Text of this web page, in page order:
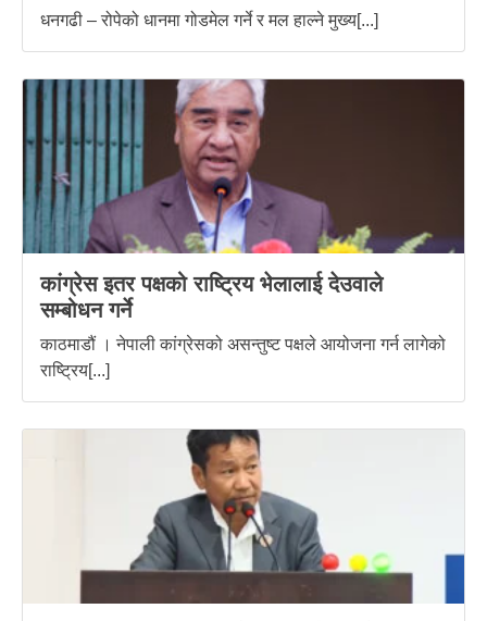
धनगढी – रोपेको धानमा गोडमेल गर्ने र मल हाल्ने मुख्य[...]
कांग्रेस इतर पक्षको राष्ट्रिय भेलालाई देउवाले
सम्बोधन गर्ने
काठमाडौं । नेपाली कांग्रेसको असन्तुष्ट पक्षले आयोजना गर्न लागेको
राष्ट्रिय[...]